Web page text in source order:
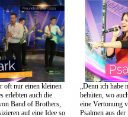
oft nur einen kleinen
erlebten auch die
Band of Brothers,
auf eine Idee so
„Denn ich habe
behüten, wo
eine Vertonung
Psalmen aus